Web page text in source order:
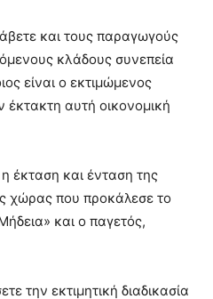
και τους παραγωγούς
κλάδους συνεπεία
είναι ο εκτιμώμενος
αυτή οικονομική
η έκταση και ένταση της
χώρας που προκάλεσε το
και ο παγετός,
την εκτιμητική διαδικασία